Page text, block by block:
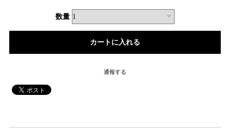
数量
通報する